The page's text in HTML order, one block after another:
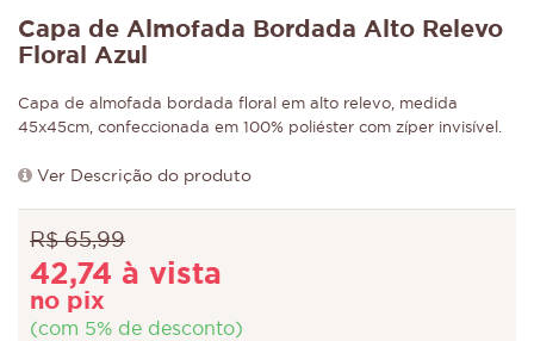
Capa de Almofada Bordada Alto Relevo
Floral Azul
Capa de almofada bordada floral em alto relevo, medida
45x45cm, confeccionada em 100% poliéster com zíper invisível.
Ver Descrição do produto
R$ 65,99
42,74 à vista
no pix
(com 5% de desconto)